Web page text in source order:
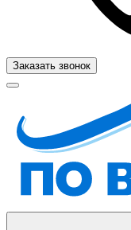
Заказать звонок